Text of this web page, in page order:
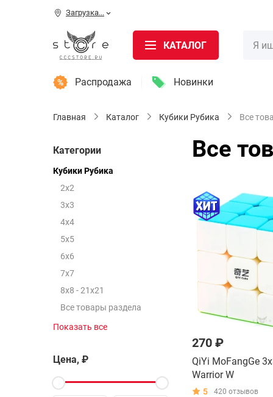
Загрузка...
КАТАЛОГ
Распродажа Новинки
Главная Каталог Кубики Рубика Все
Категории
Кубики Рубика
2x2
3х3
4x4
5x5
6x6
7x7
8x8 - 21x21
Все товары раздела
Лабиринты
Пазлы
Показать все
Цена, ₽
Все
270 ₽
QiYi MoFangGe
Warrior W
5 420 отзывов